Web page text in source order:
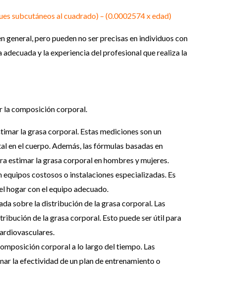
subcutáneos al cuadrado) – (0.0002574 x edad)
pero pueden no ser precisas en individuos con
y la experiencia del profesional que realiza la
la composición corporal.
la grasa corporal. Estas mediciones son un
en el cuerpo. Además, las fórmulas basadas en
estimar la grasa corporal en hombres y mujeres.
costosos o instalaciones especializadas. Es
hogar con el equipo adecuado.
sobre la distribución de la grasa corporal. Las
de la grasa corporal. Esto puede ser útil para
corporal a lo largo del tiempo. Las
la efectividad de un plan de entrenamiento o